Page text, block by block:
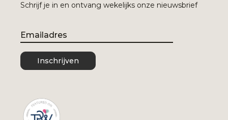
Schrijf je in en ontvang wekelijks onze nieuwsbrief
Email
Inschrijven